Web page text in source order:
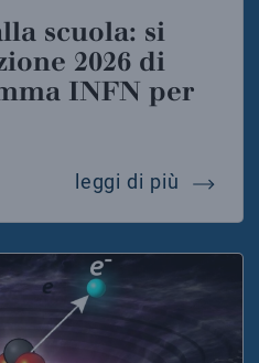
a zero perdite per i data
2026 di
INFN per
leggi di più dalla